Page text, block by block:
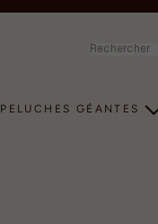
Rechercher
PELUCHES GÉANTES